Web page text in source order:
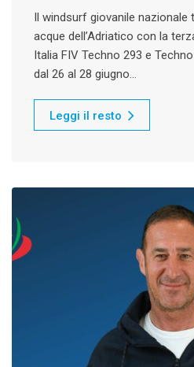
Il windsurf giovanile
acque dell’Adriatico con la
Italia FIV Techno 293 e
dal 26 al 28 giugno…
Leggi il resto